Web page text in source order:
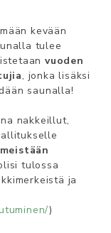
kevään
tulee
vuoden
, jonka lisäksi
saunalla!
nakkeillut,
tulossa
ja
)